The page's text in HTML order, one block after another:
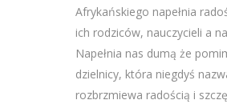
Afrykańskiego napełnia
ich rodziców, nauczycieli a
Napełnia nas dumą że
dzielnicy, która niegdyś
rozbrzmiewa radością i